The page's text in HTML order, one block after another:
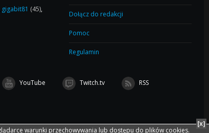
gigabit81 (45),
Dołącz do redakcji
Pomoc
Regulamin
YouTube Twitch.tv RSS
[x]
warunki przechowywania lub dostępu do plików cookies.